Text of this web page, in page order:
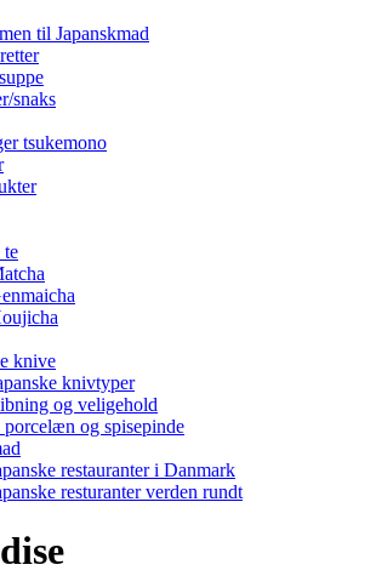
til Japanskmad
snaks
tsukemono
te
knive
knivtyper
og veligehold
porcelæn og spisepinde
restauranter i Danmark
resturanter verden rundt